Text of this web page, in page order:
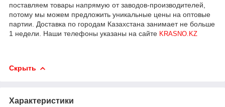
поставляем товары напрямую от заводов-производителей,
потому мы можем предложить уникальные цены на оптовые
партии. Доставка по городам Казахстана занимает не больше
1 недели. Наши телефоны указаны на сайте KRASNO.KZ
Скрыть
Характеристики